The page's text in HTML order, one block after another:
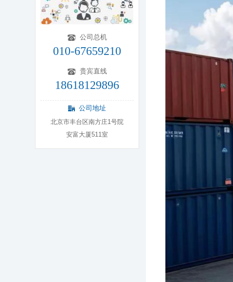
公司总机
010-67659210
贵宾直线
18618129896
公司地址
北京市丰台区南方庄1号院
安富大厦511室